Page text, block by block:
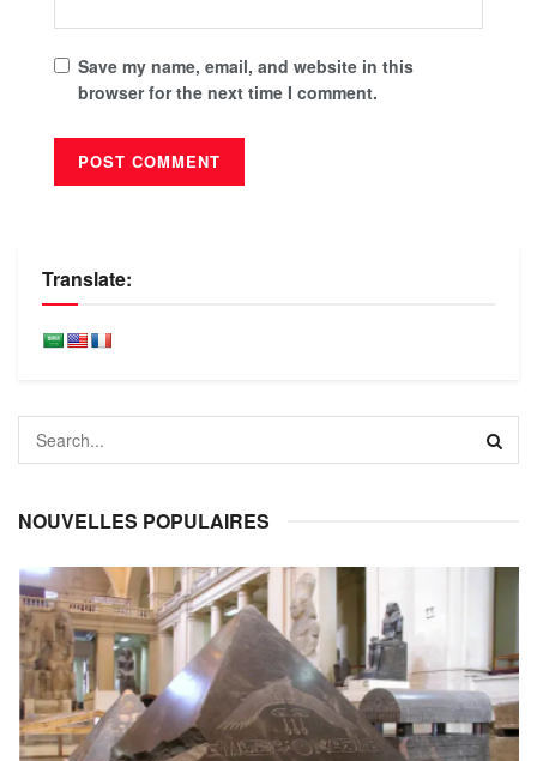
Save my name, email, and website in this
browser for the next time I comment.
Translate:
NOUVELLES POPULAIRES